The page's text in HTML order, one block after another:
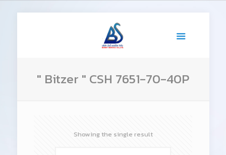
" Bitzer " CSH 7651-70-40P
Showing the single result